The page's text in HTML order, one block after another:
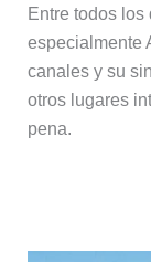
Entre todos
especialmente
canales y su
otros lugares
pena.